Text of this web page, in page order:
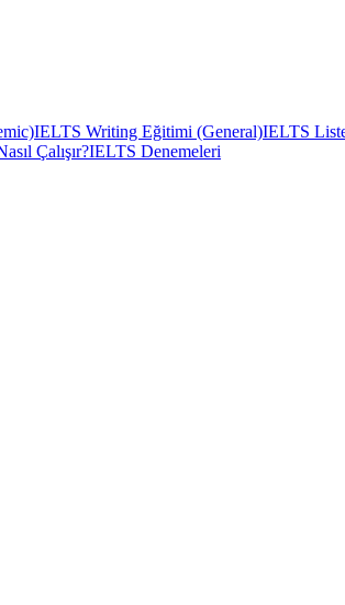
IELTS Writing Eğitimi (General)IELTS
Çalışır?IELTS Denemeleri